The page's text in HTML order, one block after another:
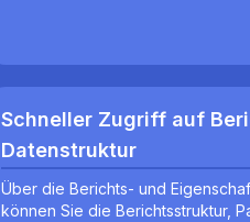
Schneller Zugriff auf
Datenstruktur
Über die Berichts- und
können Sie die Berichtsstruktur,